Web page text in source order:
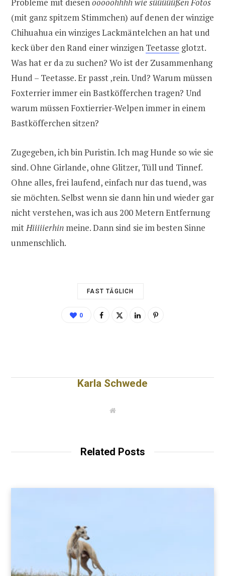
(mit ganz spitzem Stimmchen) auf denen der winzige
Chihuahua ein winziges Lackmäntelchen an hat und
keck über den Rand einer winzigen Teetasse glotzt.
Was hat er da zu suchen? Wo ist der Zusammenhang
Hund – Teetasse. Er passt ‚rein. Und? Warum müssen
Foxterrier immer ein Bastköfferchen tragen? Und
warum müssen Foxtierrier-Welpen immer in einem
Bastköfferchen sitzen?
Zugegeben, ich bin Puristin. Ich mag Hunde so wie sie
sind. Ohne Girlande, ohne Glitzer, Tüll und Tinnef.
Ohne alles, frei laufend, einfach nur das tuend, was
sie möchten. Selbst wenn sie dann hin und wieder gar
nicht verstehen, was ich aus 200 Metern Entfernung
mit Hiiiiierhin meine. Dann sind sie im besten Sinne
unmenschlich.
FAST TÄGLICH
0
Karla Schwede
W
Related Posts